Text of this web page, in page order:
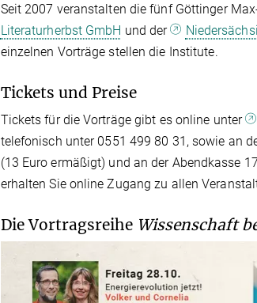
Seit 2007 veranstalten die fünf Göttinger
Literaturherbst GmbH und der
einzelnen Vorträge stellen die Institute.
Tickets und Preise
Tickets für die Vorträge gibt es online unter
telefonisch unter 0551 499 80 31, sowie an
(13 Euro ermäßigt) und an der Abendkasse
erhalten Sie online Zugang zu allen
Die Vortragsreihe Wissenschaft